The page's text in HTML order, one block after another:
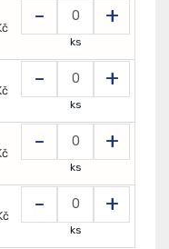
- +
ks
- +
ks
- +
ks
- +
ks